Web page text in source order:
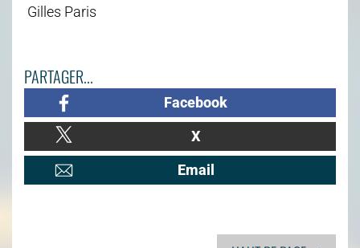
Gilles Paris
PARTAGER...
Facebook
X
Email